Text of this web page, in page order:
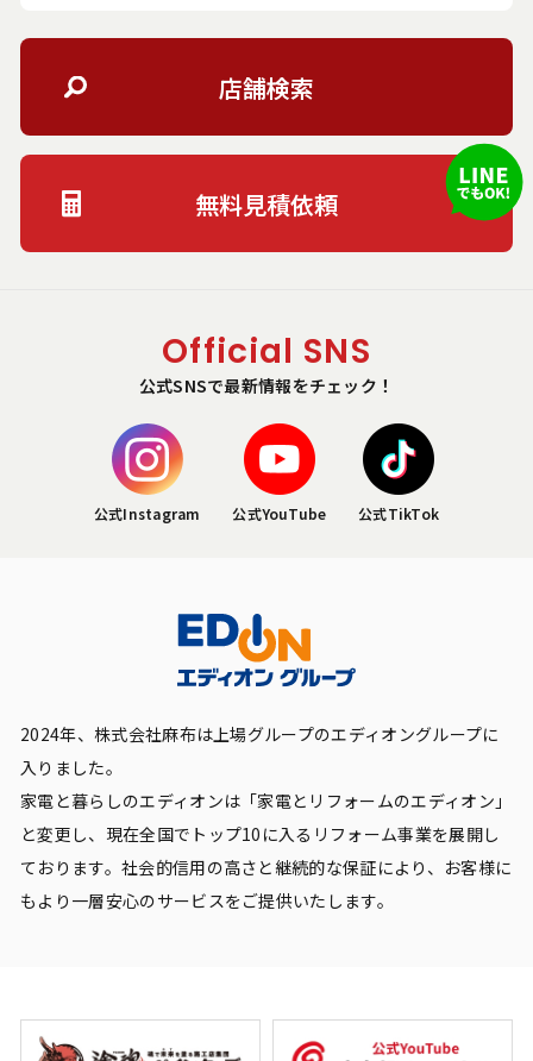
店舗検索
無料見積依頼
Official SNS
公式SNSで最新情報をチェック！
公式Instagram 公式YouTube 公式TikTok
2024年、株式会社麻布は上場グループのエディオングループに
入りました。
家電と暮らしのエディオンは「家電とリフォームのエディオン」
と変更し、現在全国でトップ10に入るリフォーム事業を展開し
ております。社会的信用の高さと継続的な保証により、お客様に
もより一層安心のサービスをご提供いたします。